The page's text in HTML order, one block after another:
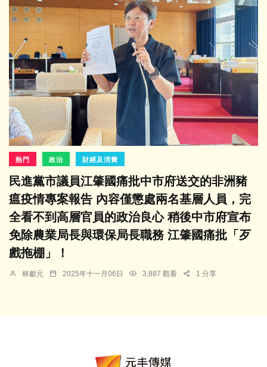
熱門 政治 財經及消費
民進黨市議員江肇國痛批中市府送交的非洲豬
瘟疫情專案報告 內容僅懲處兩名基層人員，完
全看不到高層官員的政治良心 稍後中市府宣布
免除農業局長與環保局長職務 江肇國痛批「歹
戲拖棚」！
林獻元 2025年十一月06日 3,887 觀看 1 分享